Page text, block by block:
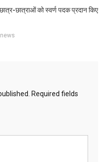
छात्र-छात्राओं को स्वर्ण पदक प्रदान किए
Required fields